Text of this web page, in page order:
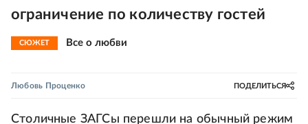
ограничение по количеству гостей
СЮЖЕТ Все о любви
Любовь Проценко ПОДЕЛИТЬСЯ
Столичные ЗАГСы перешли на обычный режим